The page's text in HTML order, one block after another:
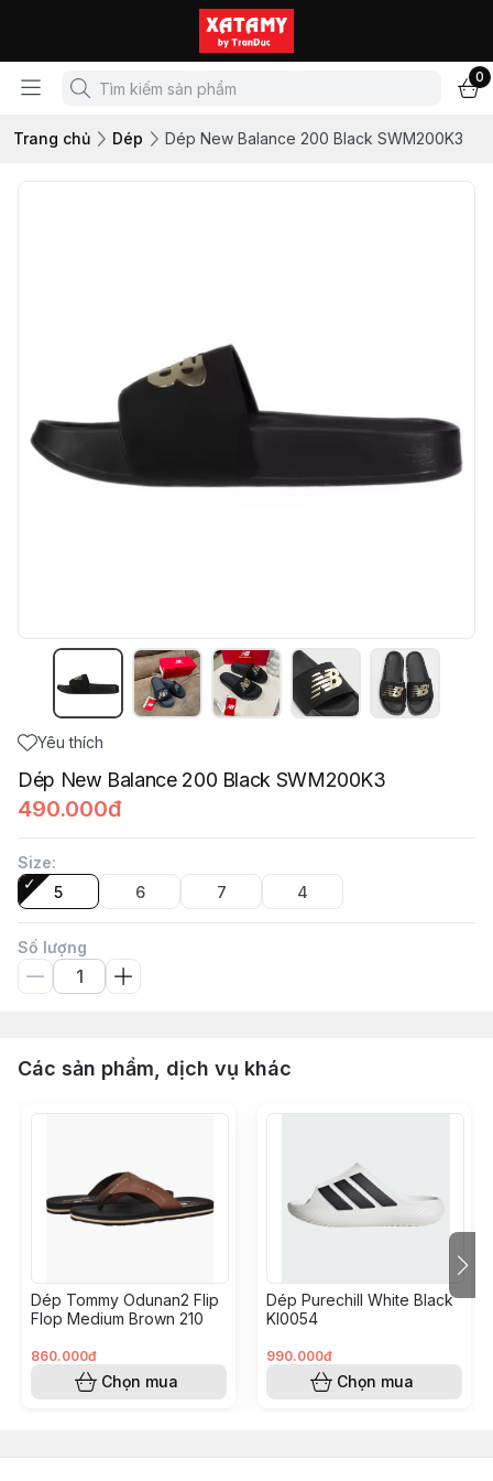
0
Trang chủ Dép Dép New Balance 200 Black SWM200K3
Yêu thích
Dép New Balance 200 Black SWM200K3
490.000đ
Size:
5
6 7 4
Số lượng
Các sản phẩm, dịch vụ khác
Dép Tommy Odunan2 Flip
Flop Medium Brown 210
860.000đ
Chọn mua
Dép Purechill White Black
KI0054
990.000đ
Chọn mua